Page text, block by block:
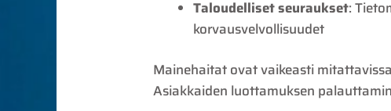
Taloudelliset seuraukset:
korvausvelvollisuudet
Mainehaitat ovat vaikeasti
Asiakkaiden luottamuksen